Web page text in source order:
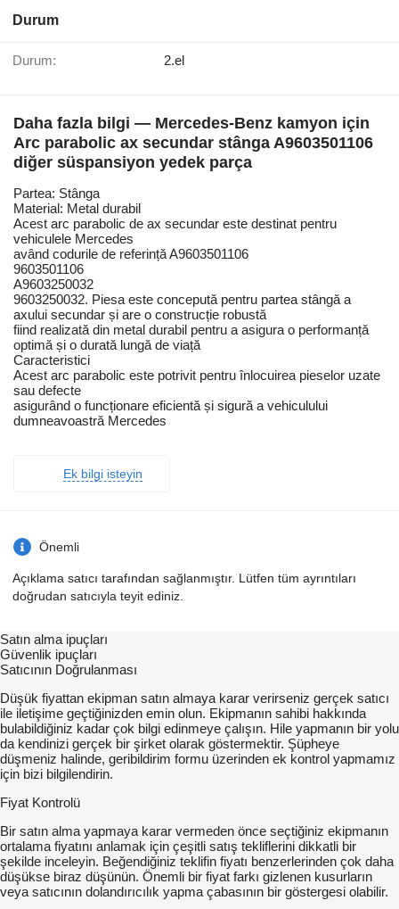
Durum
Durum: 2.el
Daha fazla bilgi — Mercedes-Benz kamyon için
Arc parabolic ax secundar stânga A9603501106
diğer süspansiyon yedek parça
Partea: Stânga
Material: Metal durabil
Acest arc parabolic de ax secundar este destinat pentru
vehiculele Mercedes
având codurile de referință A9603501106
9603501106
A9603250032
9603250032. Piesa este concepută pentru partea stângă a
axului secundar și are o construcție robustă
fiind realizată din metal durabil pentru a asigura o performanță
optimă și o durată lungă de viață
Caracteristici
Acest arc parabolic este potrivit pentru înlocuirea pieselor uzate
sau defecte
asigurând o funcționare eficientă și sigură a vehiculului
dumneavoastră Mercedes
Ek bilgi isteyin
Önemli
Açıklama satıcı tarafından sağlanmıştır. Lütfen tüm ayrıntıları
doğrudan satıcıyla teyit ediniz.
Satın alma ipuçları
Güvenlik ipuçları
Satıcının Doğrulanması
Düşük fiyattan ekipman satın almaya karar verirseniz gerçek satıcı
ile iletişime geçtiğinizden emin olun. Ekipmanın sahibi hakkında
bulabildiğiniz kadar çok bilgi edinmeye çalışın. Hile yapmanın bir yolu
da kendinizi gerçek bir şirket olarak göstermektir. Şüpheye
düşmeniz halinde, geribildirim formu üzerinden ek kontrol yapmamız
için bizi bilgilendirin.
Fiyat Kontrolü
Bir satın alma yapmaya karar vermeden önce seçtiğiniz ekipmanın
ortalama fiyatını anlamak için çeşitli satış tekliflerini dikkatli bir
şekilde inceleyin. Beğendiğiniz teklifin fiyatı benzerlerinden çok daha
düşükse biraz düşünün. Önemli bir fiyat farkı gizlenen kusurların
veya satıcının dolandırıcılık yapma çabasının bir göstergesi olabilir.